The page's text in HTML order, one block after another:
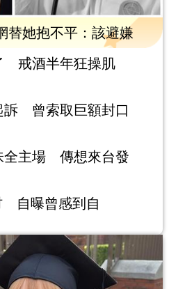
她抱不平：該避嫌
戒酒半年狂操肌
訴 曾索取巨額封口
全主場 傳想來台發
自曝曾感到自